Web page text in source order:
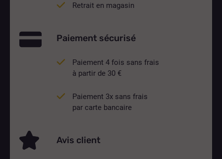
Retrait en magasin
Paiement sécurisé
Paiement 4 fois sans frais
à partir de 30 €
Paiement 3x sans frais
par carte bancaire
Avis client